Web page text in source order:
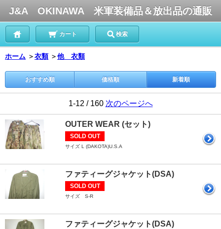
J&A OKINAWA 米軍装備品＆放出品の通販
カート 検索
ホーム ＞衣類 ＞他 衣類
おすすめ順 価格順 新着順
1-12 / 160 次のページへ
OUTER WEAR (セット)
SOLD OUT
サイズ L (DAKOTA)U.S.A
ファティーグジャケット(DSA)
SOLD OUT
サイズ S-R
ファティーグジャケット(DSA)